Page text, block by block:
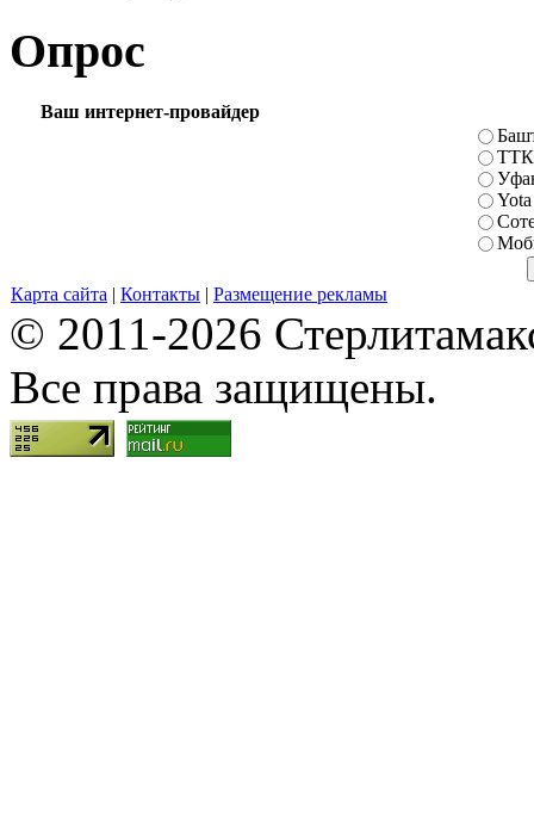
Опрос
Ваш интернет-провайдер
ТТК
Yota
Карта сайта | Контакты | Размещение рекламы
© 2011-2026
Все права защищены.